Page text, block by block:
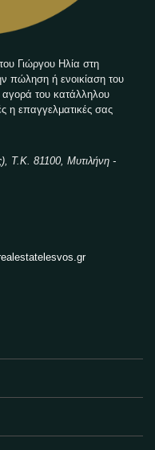
Γιώργου Ηλία στη
πώληση ή ενοικίαση του
του κατάλληλου
η επαγγελματικές σας
Τ.Κ. 81100, Μυτιλήνη -